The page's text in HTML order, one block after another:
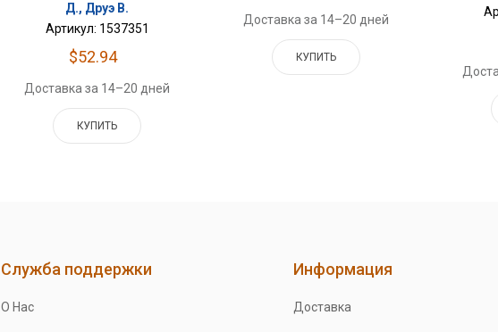
Д., Друэ В.
Артикул: 1537351
$52.94
Доставка за 14–20 дней
КУПИТЬ
Доставка за 14–20 дней
КУПИТЬ
Служба поддержки
О Нас
Информация
Доставка